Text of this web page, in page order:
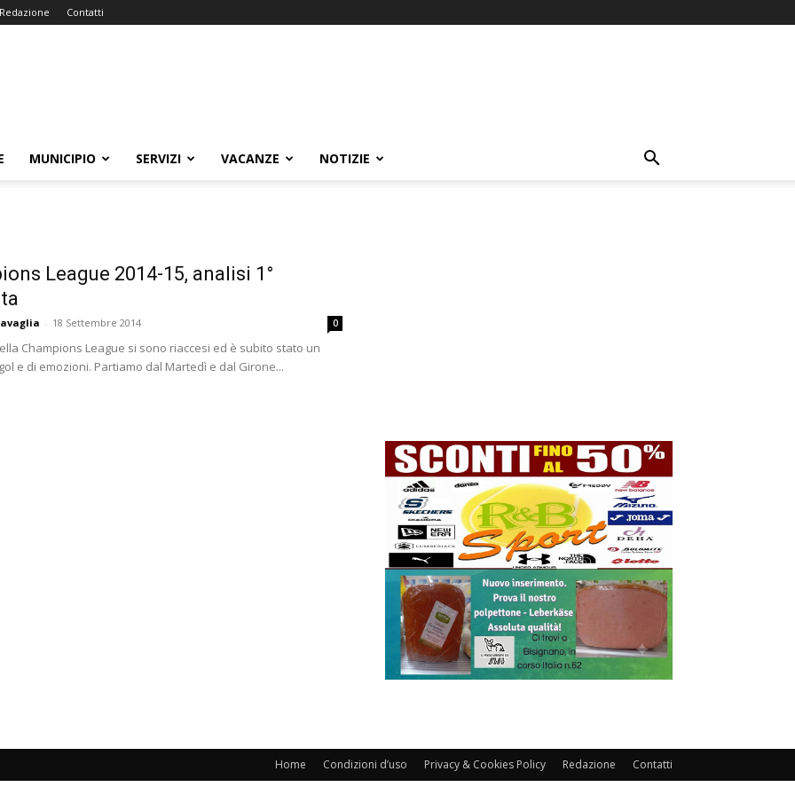
Redazione Contatti
MUNICIPIO SERVIZI VACANZE NOTIZIE
League 2014-15, analisi 1°
- 18 Settembre 2014 0
Champions League si sono riaccesi ed è subito stato un
e di emozioni. Partiamo dal Martedì e dal Girone...
Home Condizioni d’uso Privacy & Cookies Policy Redazione Contatti